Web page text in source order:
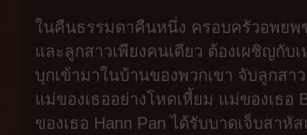
ในคืนธรรมดาคืนหนึ่ง ครอบครัวอพยพ
และลูกสาวเพียงคนเดียว ต้องเผชิญกั
บุกเข้ามาในบ้านของพวกเขา จับลูกส
แม่ของเธออย่างโหดเหี้ยม แม่ของเธอ
ของเธอ Hann Pan ได้รับบาดเจ็บสาหั